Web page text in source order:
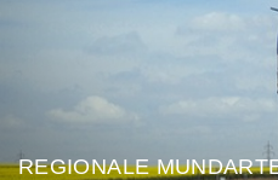
REGIONALE